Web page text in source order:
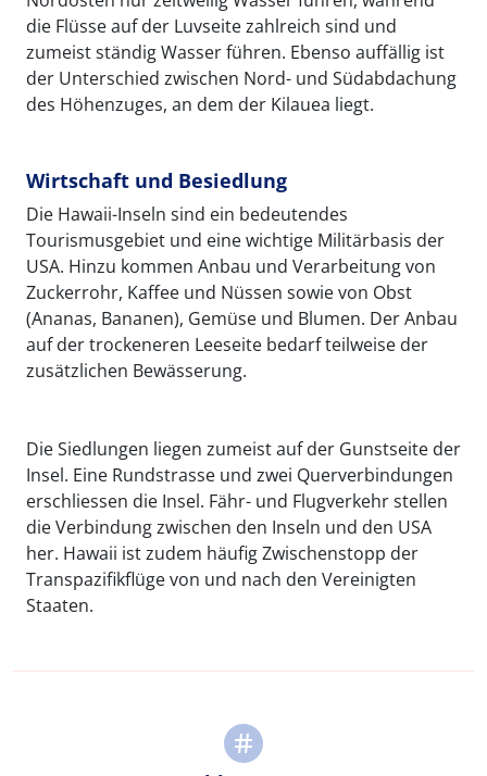
die Flüsse auf der Luvseite zahlreich sind und
zumeist ständig Wasser führen. Ebenso auffällig ist
der Unterschied zwischen Nord- und Südabdachung
des Höhenzuges, an dem der Kilauea liegt.
Wirtschaft und Besiedlung
Die Hawaii-Inseln sind ein bedeutendes
Tourismusgebiet und eine wichtige Militärbasis der
USA. Hinzu kommen Anbau und Verarbeitung von
Zuckerrohr, Kaffee und Nüssen sowie von Obst
(Ananas, Bananen), Gemüse und Blumen. Der Anbau
auf der trockeneren Leeseite bedarf teilweise der
zusätzlichen Bewässerung.
Die Siedlungen liegen zumeist auf der Gunstseite der
Insel. Eine Rundstrasse und zwei Querverbindungen
erschliessen die Insel. Fähr- und Flugverkehr stellen
die Verbindung zwischen den Inseln und den USA
her. Hawaii ist zudem häufig Zwischenstopp der
Transpazifikflüge von und nach den Vereinigten
Staaten.